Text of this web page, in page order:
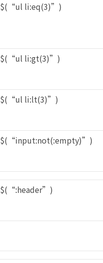
$(“ul li:eq(3)”)
$(“ul li:gt(3)”)
$(“ul li:lt(3)”)
$(“input:not(:empty)”)
$(“:header”)